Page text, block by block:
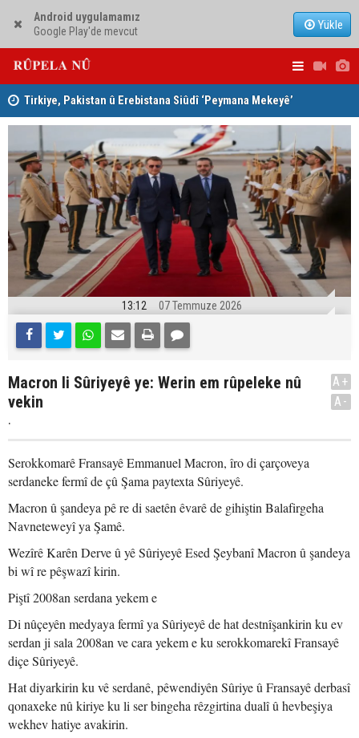
Android uygulamamız
Google Play'de mevcut
Yükle
Tirkiye, Pakistan û Erebistana Siûdî ‘Peymana Mekeyê’
îmze kir girîng e û
13:12 07 Temmuze 2026
Macron li Sûriyeyê ye: Werin em rûpeleke nû
vekin
.
A+
A-
Serokkomarê Fransayê Emmanuel Macron, îro di çarçoveya
serdaneke fermî de çû Şama paytexta Sûriyeyê.
Macron û şandeya pê re di saetên êvarê de gihiştin Balafirgeha
Navneteweyî ya Şamê.
Wezîrê Karên Derve û yê Sûriyeyê Esed Şeybanî Macron û şandeya
bi wî re pêşwazî kirin.
Piştî 2008an serdana yekem e
Di nûçeyên medyaya fermî ya Sûriyeyê de hat destnîşankirin ku ev
serdan ji sala 2008an ve cara yekem e ku serokkomarekî Fransayê
diçe Sûriyeyê.
Hat diyarkirin ku vê serdanê, pêwendiyên Sûriye û Fransayê derbasî
qonaxeke nû kiriye ku li ser bingeha rêzgirtina dualî û hevbeşiya
wekhev hatiye avakirin.